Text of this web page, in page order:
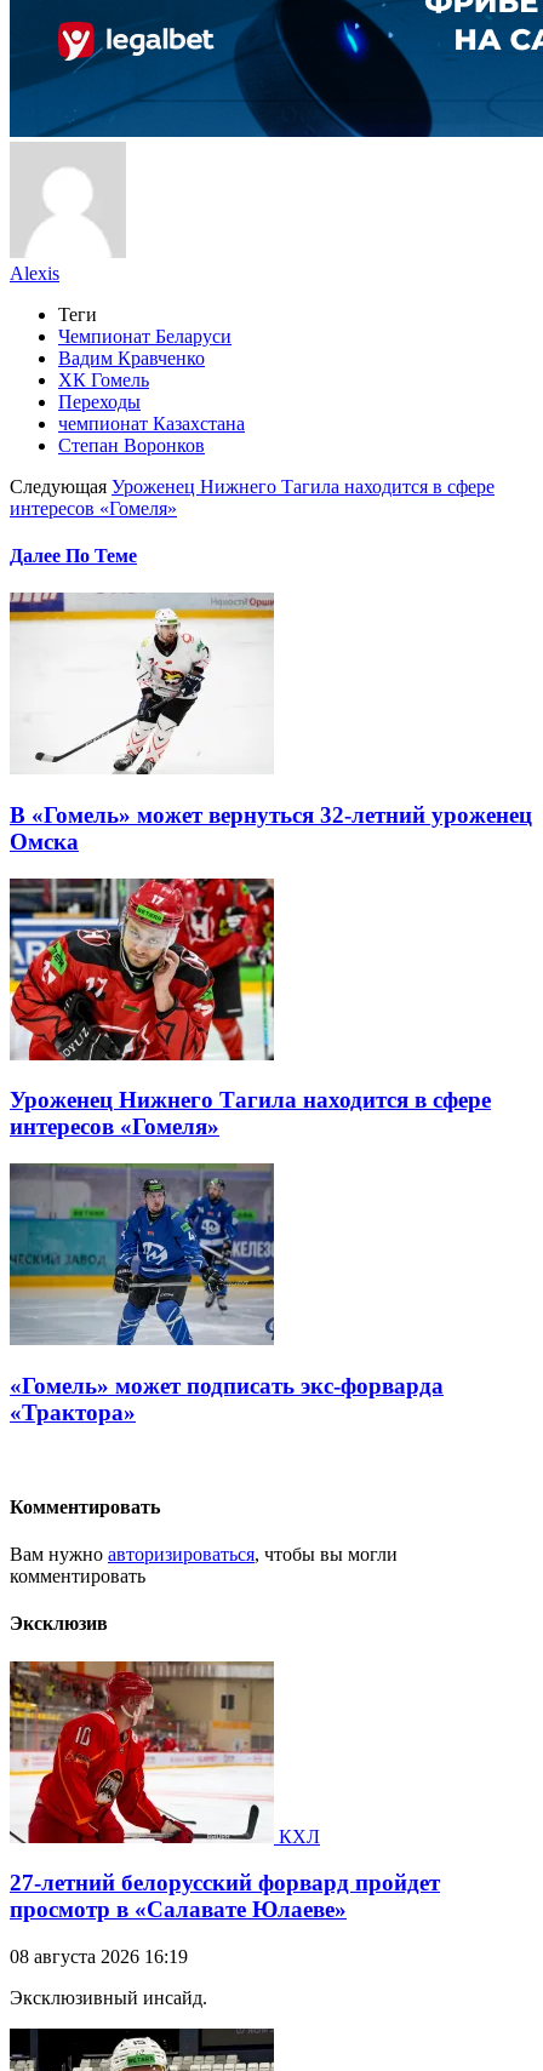
Alexis
Теги
Чемпионат Беларуси
Вадим Кравченко
ХК Гомель
Переходы
чемпионат Казахстана
Степан Воронков
Следующая Уроженец Нижнего Тагила находится в сфере
интересов «Гомеля»
Далее По Теме
В «Гомель» может вернуться 32-летний уроженец
Омска
Уроженец Нижнего Тагила находится в сфере
интересов «Гомеля»
«Гомель» может подписать экс-форварда
«Трактора»
Комментировать
Вам нужно авторизироваться, чтобы вы могли
комментировать
Эксклюзив
КХЛ
27-летний белорусский форвард пройдет
просмотр в «Салавате Юлаеве»
08 августа 2026 16:19
Эксклюзивный инсайд.